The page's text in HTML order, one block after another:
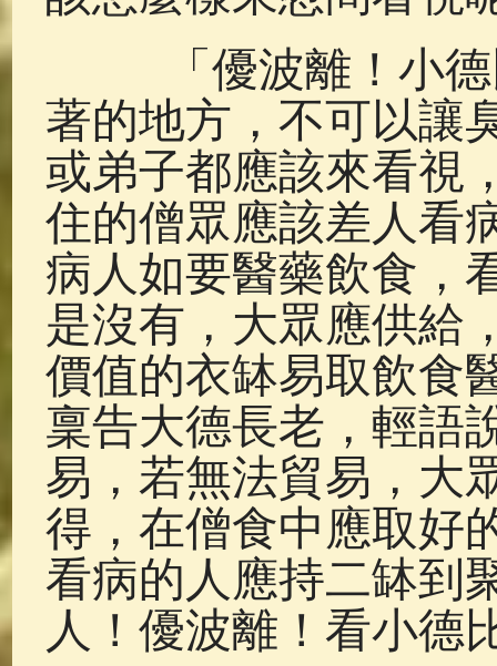
「優波離！小德
著的地方，不可以讓
或弟子都應該來看視
住的僧眾應該差人看
病人如要醫藥飲食，
是沒有，大眾應供給
價值的衣缽易取飲食
稟告大德長老，輕語
易，若無法貿易，大
得，在僧食中應取好
看病的人應持二缽到
人！優波離！看小德